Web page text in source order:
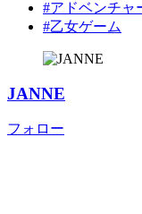
#アドベンチャ
#乙女ゲーム
JANNE
フォロー